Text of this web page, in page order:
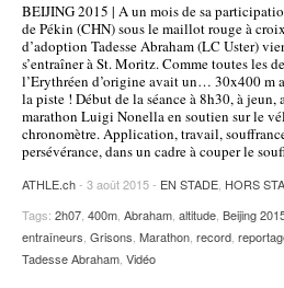
BEIJING 2015 | A un mois de sa
de Pékin (CHN) sous le maillot rouge à
d’adoption Tadesse Abraham (LC Uster)
s’entraîner à St. Moritz. Comme toutes les
l’Erythréen d’origine avait un… 30x400 m
la piste ! Début de la séance à 8h30, à
marathon Luigi Nonella en soutien sur le
chronomètre. Application, travail,
persévérance, dans un cadre à couper le
ATHLE.ch- 3 août 2015 - EN STADE HORS
Tags: 2h07 400m Abraham altitude Beijing
entraîneurs Grisons Marathon record
Tadesse Abraham Vidéo